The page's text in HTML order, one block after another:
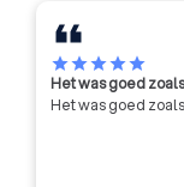
starstarstarstarstar
Het was goed
Het was goed